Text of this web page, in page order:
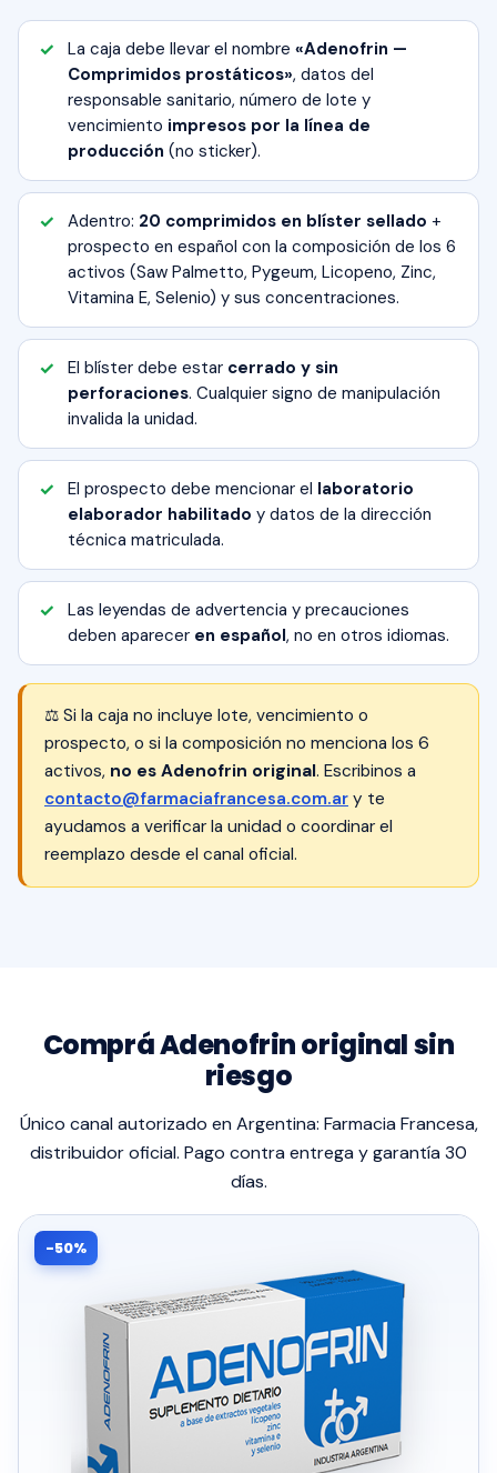
La caja debe llevar el nombre «Adenofrin —
Comprimidos prostáticos», datos del
responsable sanitario, número de lote y
vencimiento impresos por la línea de
producción (no sticker).
Adentro: 20 comprimidos en blíster sellado +
prospecto en español con la composición de los 6
activos (Saw Palmetto, Pygeum, Licopeno, Zinc,
Vitamina E, Selenio) y sus concentraciones.
El blíster debe estar cerrado y sin
perforaciones. Cualquier signo de manipulación
invalida la unidad.
El prospecto debe mencionar el laboratorio
elaborador habilitado y datos de la dirección
técnica matriculada.
Las leyendas de advertencia y precauciones
deben aparecer en español, no en otros idiomas.
⚖️ Si la caja no incluye lote, vencimiento o
prospecto, o si la composición no menciona los 6
activos, no es Adenofrin original. Escribinos a
contacto@farmaciafrancesa.com.ar y te
ayudamos a verificar la unidad o coordinar el
reemplazo desde el canal oficial.
Comprá Adenofrin original sin
riesgo
Único canal autorizado en Argentina: Farmacia Francesa,
distribuidor oficial. Pago contra entrega y garantía 30
días.
-50%